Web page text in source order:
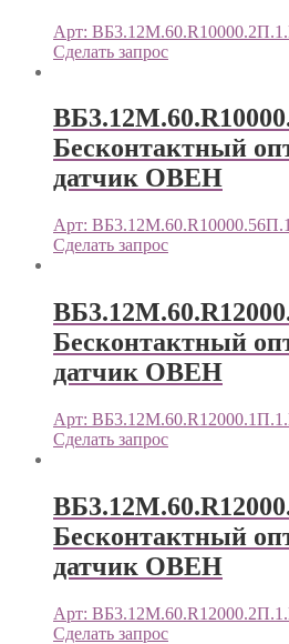
Арт:
Сделать запрос
Бесконтактный
датчик ОВЕН
Арт:
Сделать запрос
Бесконтактный
датчик ОВЕН
Арт:
Сделать запрос
Бесконтактный
датчик ОВЕН
Арт:
Сделать запрос